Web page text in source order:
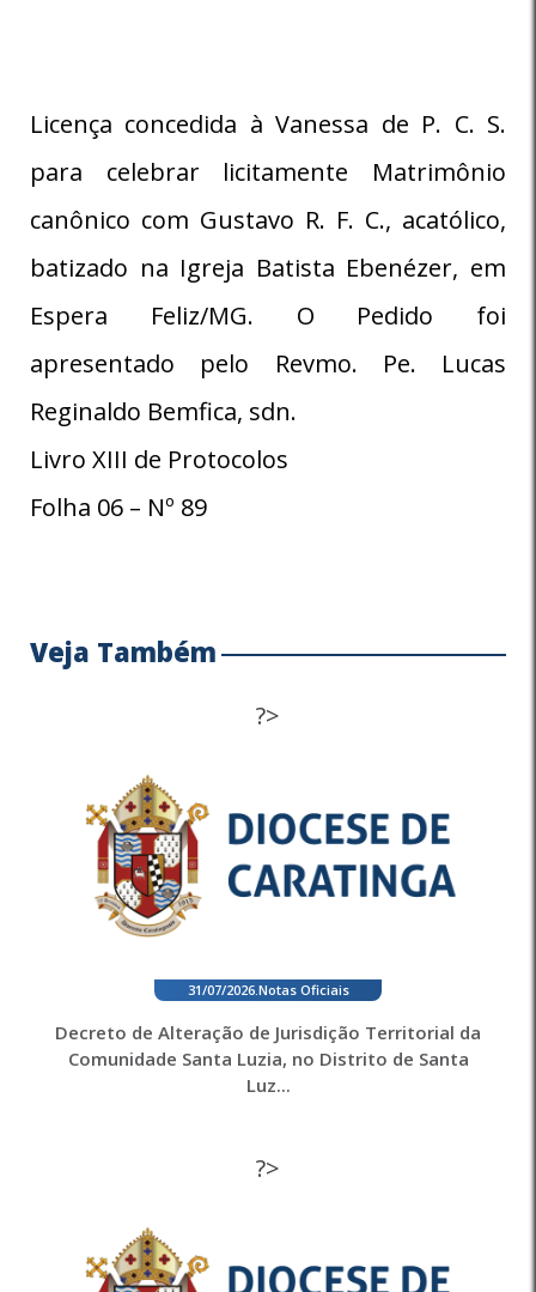
Licença concedida à Vanessa de P. C. S.
para celebrar licitamente Matrimônio
canônico com Gustavo R. F. C., acatólico,
batizado na Igreja Batista Ebenézer, em
Espera Feliz/MG. O Pedido foi
apresentado pelo Revmo. Pe. Lucas
Reginaldo Bemfica, sdn.
Livro XIII de Protocolos
Folha 06 – Nº 89
Veja Também
?>
31/07/2026. Notas Oficiais
Decreto de Alteração de Jurisdição Territorial da
Comunidade Santa Luzia, no Distrito de Santa
Luz...
?>